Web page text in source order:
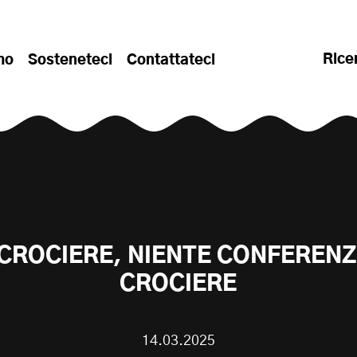
Sosteneteci Contattateci
NIENTE
CROCIERE
14.03.2025